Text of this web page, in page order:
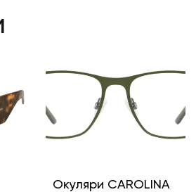
Окуляри CAROLINA